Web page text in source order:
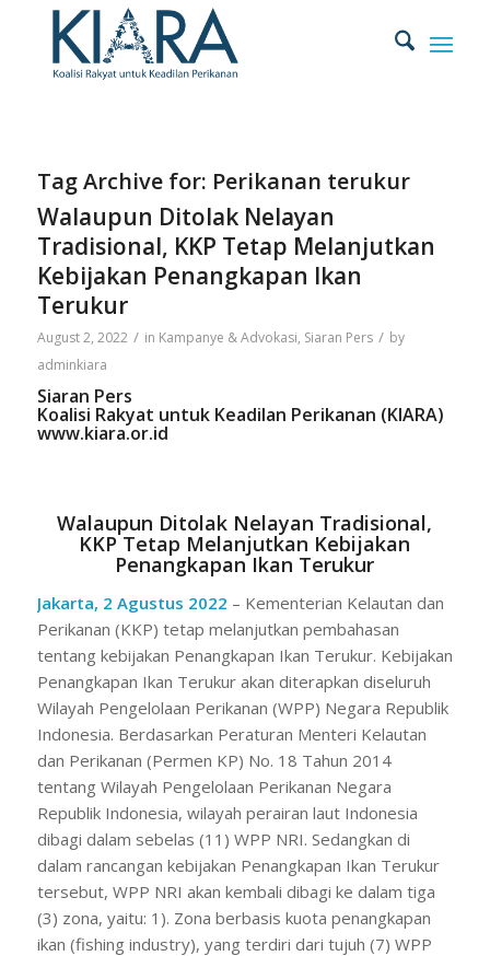
Tag Archive for: Perikanan terukur
Walaupun Ditolak Nelayan
Tradisional, KKP Tetap Melanjutkan
Kebijakan Penangkapan Ikan
Terukur
August 2, 2022 / in Kampanye & Advokasi, Siaran Pers / by
adminkiara
Siaran Pers
Koalisi Rakyat untuk Keadilan Perikanan (KIARA)
www.kiara.or.id
Walaupun Ditolak Nelayan Tradisional,
KKP Tetap Melanjutkan Kebijakan
Penangkapan Ikan Terukur
Jakarta, 2 Agustus 2022 – Kementerian Kelautan dan
Perikanan (KKP) tetap melanjutkan pembahasan
tentang kebijakan Penangkapan Ikan Terukur. Kebijakan
Penangkapan Ikan Terukur akan diterapkan diseluruh
Wilayah Pengelolaan Perikanan (WPP) Negara Republik
Indonesia. Berdasarkan Peraturan Menteri Kelautan
dan Perikanan (Permen KP) No. 18 Tahun 2014
tentang Wilayah Pengelolaan Perikanan Negara
Republik Indonesia, wilayah perairan laut Indonesia
dibagi dalam sebelas (11) WPP NRI. Sedangkan di
dalam rancangan kebijakan Penangkapan Ikan Terukur
tersebut, WPP NRI akan kembali dibagi ke dalam tiga
(3) zona, yaitu: 1). Zona berbasis kuota penangkapan
ikan (fishing industry), yang terdiri dari tujuh (7) WPP